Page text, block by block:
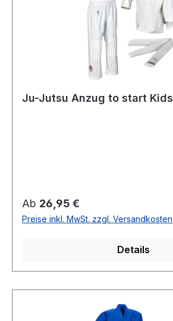
Ju-Jutsu Anzug to start Kids
Regulärer Preis:
Ab 26,95 €
Preise inkl. MwSt. zzgl. Versandkosten
Details